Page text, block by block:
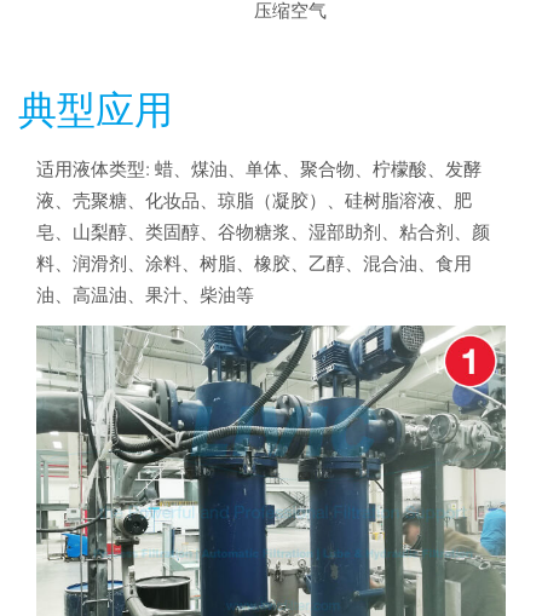
压缩空气
典型应用
适用液体类型: 蜡、煤油、单体、聚合物、柠檬酸、发酵
液、壳聚糖、化妆品、琼脂（凝胶）、硅树脂溶液、肥
皂、山梨醇、类固醇、谷物糖浆、湿部助剂、粘合剂、颜
料、润滑剂、涂料、树脂、橡胶、乙醇、混合油、食用
油、高温油、果汁、柴油等